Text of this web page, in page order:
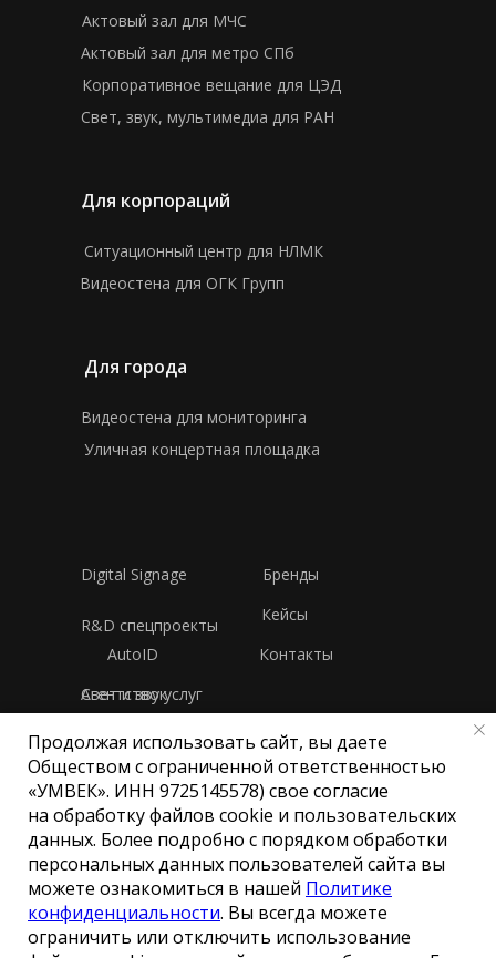
Продолжая использовать сайт, вы даете
Обществом с ограниченной ответственностью
«УМВЕК». ИНН 9725145578) свое согласие
на обработку файлов cookie и пользовательских
данных. Более подробно с порядком обработки
персональных данных пользователей сайта вы
можете ознакомиться в нашей Политике
конфиденциальности. Вы всегда можете
ограничить или отключить использование
Для корпораций
Ситуационный центр для НЛМК
Видеостена для ОГК Групп
Для города
Видеостена для мониторинга
Уличная концертная площадка
Digital Signage
R&D спецпроекты
AutoID
Свет и звук
Бренды
Кейсы
Контакты
Агентство услуг
Актовый зал для МЧС
Актовый зал для метро СПб
Корпоративное вещание для ЦЭД
Свет, звук, мультимедиа для РАН
© Все права защищены
Общество с ограниченной
ответственностью «УМВЕК»
ИНН 9725145578
Политика конфиденциальности